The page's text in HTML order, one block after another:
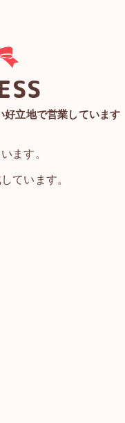
立地で営業しています
ます。
ています。